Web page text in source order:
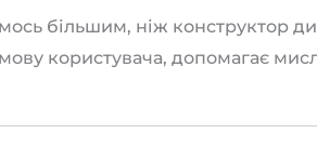
більшим, ніж конструктор
користувача, допомагає